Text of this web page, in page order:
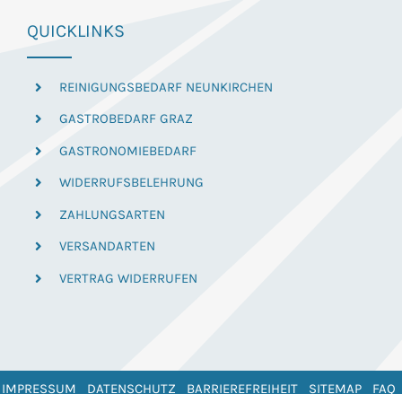
QUICKLINKS
REINIGUNGSBEDARF NEUNKIRCHEN
GASTROBEDARF GRAZ
GASTRONOMIEBEDARF
WIDERRUFSBELEHRUNG
ZAHLUNGSARTEN
VERSANDARTEN
VERTRAG WIDERRUFEN
IMPRESSUM DATENSCHUTZ BARRIEREFREIHEIT SITEMAP FAQ